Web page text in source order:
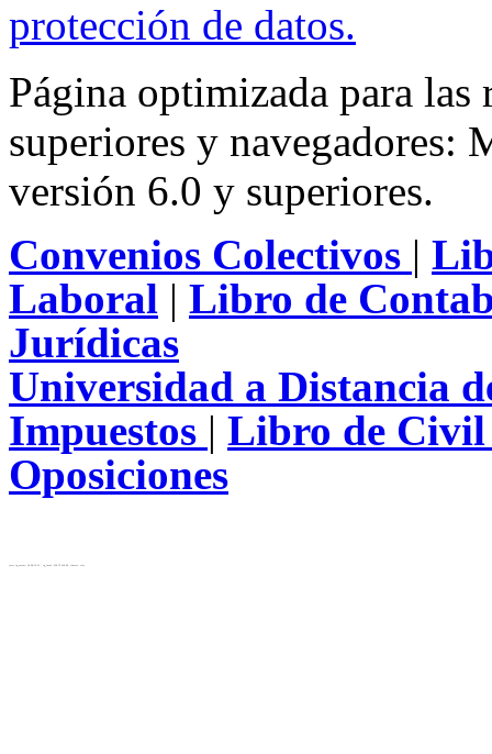
protección de datos.
Página optimizada para
superiores y
versión 6.0 y superiores.
Convenios Colectivos |
Laboral | Libro de
Jurídicas
Universidad a Distancia
Impuestos | Libro de
Oposiciones
test( ip_server: 10.28.12.31 , ip_local: 216.73.216.65, cluster: cls)